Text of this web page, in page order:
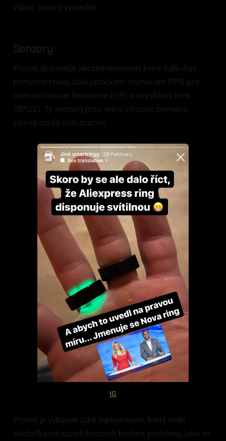
vůbec špatný výsledek.
Senzory
Prsten disponuje akcelerometrem, který kalkuluje
primárně kroky, dále optickým snímačem PPG pro
snímání tepové frekvence (HR) a okysličení krve
(SPO2). Ty senzory jsou velmi výrazné, zejména
zelená dioda svítí značně:
IG
Prsten je vybaven také teploměrem, který měří
odchylku od vašich běžných hodnot podobně, jako to